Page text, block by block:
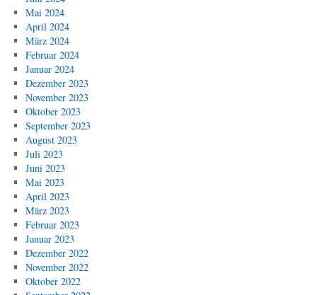
Mai 2024
April 2024
März 2024
Februar 2024
Januar 2024
Dezember 2023
November 2023
Oktober 2023
September 2023
August 2023
Juli 2023
Juni 2023
Mai 2023
April 2023
März 2023
Februar 2023
Januar 2023
Dezember 2022
November 2022
Oktober 2022